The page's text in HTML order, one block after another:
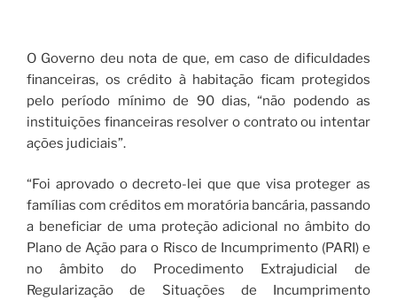
O Governo deu nota de que, em caso de dificuldades
financeiras, os crédito à habitação ficam protegidos
pelo período mínimo de 90 dias, “não podendo as
instituições financeiras resolver o contrato ou intentar
ações judiciais”.
“Foi aprovado o decreto-lei que que visa proteger as
famílias com créditos em moratória bancária, passando
a beneficiar de uma proteção adicional no âmbito do
Plano de Ação para o Risco de Incumprimento (PARI) e
no âmbito do Procedimento Extrajudicial de
Regularização de Situações de Incumprimento